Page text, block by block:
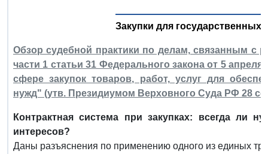
Закупки для
Обзор судебной практики по делам, связанным с
части 1 статьи 31 Федерального закона от 5
сфере закупок товаров, работ, услуг для
нужд" (утв. Президиумом Верховного Суда РФ 28
Контрактная система при закупках: всегда ли
интересов?
Даны разъяснения по применению одного из единых